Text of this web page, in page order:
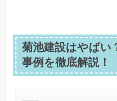
菊池建設はやばい
事例を徹底解説！